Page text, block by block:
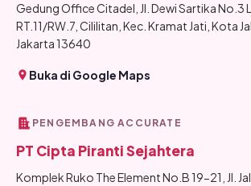
Gedung Office Citadel, Jl. Dewi Sartika No.3
RT.11/RW.7, Cililitan, Kec. Kramat Jati, Kota
Jakarta 13640
Buka di Google Maps
PENGEMBANG ACCURATE
PT Cipta Piranti Sejahtera
Komplek Ruko The Element No.B 19-21, Jl.